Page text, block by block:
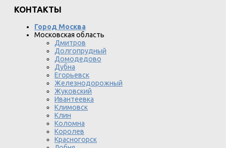
КОНТАКТЫ
Город Москва
Московская область
Дмитров
Долгопрудный
Домодедово
Дубна
Егорьевск
Железнодорожный
Жуковский
Ивантеевка
Климовск
Клин
Коломна
Королев
Красногорск